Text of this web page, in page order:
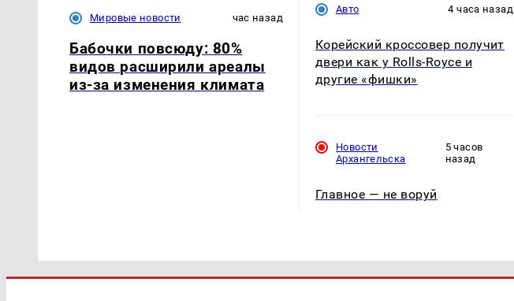
Мировые новости час назад
Бабочки повсюду: 80%
видов расширили ареалы
из-за изменения климата
Авто 4 часа назад
Корейский кроссовер получит
двери как у Rolls-Royce и
другие «фишки»
Новости
Архангельска
5 часов
назад
Главное — не воруй